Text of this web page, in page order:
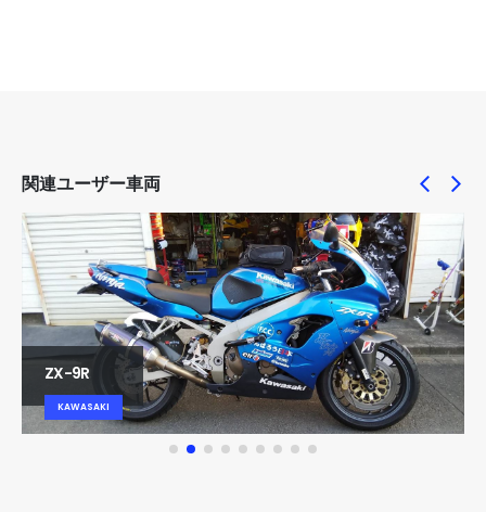
関連ユーザー車両
ZX-9R
KAWASAKI